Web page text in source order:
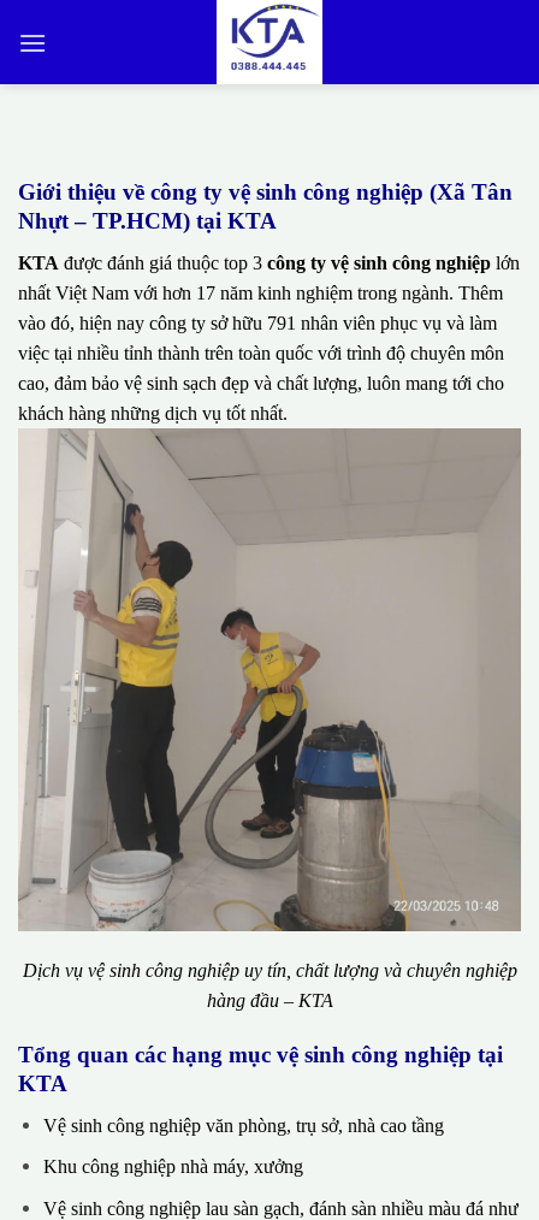
qua
Giới thiệu về công ty vệ sinh công nghiệp (Xã Tân
Nhựt – TP.HCM) tại KTA
KTA được đánh giá thuộc top 3 công ty vệ sinh công nghiệp lớn
nhất Việt Nam với hơn 17 năm kinh nghiệm trong ngành. Thêm
vào đó, hiện nay công ty sở hữu 791 nhân viên phục vụ và làm
việc tại nhiều tỉnh thành trên toàn quốc với trình độ chuyên môn
cao, đảm bảo vệ sinh sạch đẹp và chất lượng, luôn mang tới cho
khách hàng những dịch vụ tốt nhất.
Dịch vụ vệ sinh công nghiệp uy tín, chất lượng và chuyên nghiệp
hàng đầu – KTA
Tổng quan các hạng mục vệ sinh công nghiệp tại
KTA
Vệ sinh công nghiệp văn phòng, trụ sở, nhà cao tầng
Khu công nghiệp nhà máy, xưởng
Vệ sinh công nghiệp lau sàn gạch, đánh sàn nhiều màu đá như